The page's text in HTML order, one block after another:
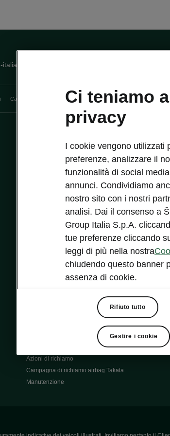
Cataloghi e Listini Car Configurator Rete Škoda
Aziende e P.IVA
Usato Škoda Plus
Cataloghi e listini
Richiedi Preventivo
Richiedi Test Drive
Post-vendita aziende e P.IVA
Škoda Supercard
Azioni di richiamo
Campagna di richiamo airbag Takata
Manutenzione
Ci teniamo
privacy
I cookie vengono utilizzati
preferenze, analizzare il
funzionalità di social
annunci. Condividiamo
nostro sito con i nostri
analisi. Dai il consenso a
Group Italia S.p.A.
tue preferenze cliccando
leggi di più nella nostra
chiudendo questo banner
assenza di cookie.
Rifiuto tutto
Gestire i cookie